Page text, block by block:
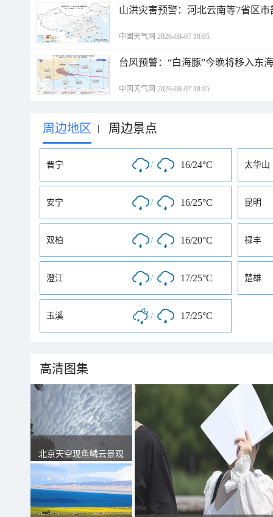
山洪灾害预警：河北云南等7省区
中国天气网 2026-08-07 18:05
台风预警：“白海豚”今晚将移入东
中国天气网 2026-08-07 18:05
周边地区 | 周边景点
晋宁 / 16/24°C 太华山
安宁 / 16/25°C 昆明
双柏 / 16/20°C 禄丰
澄江 / 17/25°C 楚雄
玉溪 / 17/25°C
高清图集
北京天空现鱼鳞云景观